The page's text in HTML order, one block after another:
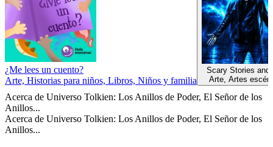
¿Me lees un cuento?
Arte, Historias para niños, Libros, Niños y familia
Scary Stories and
Arte, Artes
Acerca de Universo Tolkien: Los Anillos de Poder, El Señor de los
Anillos...
Acerca de Universo Tolkien: Los Anillos de Poder, El Señor de los
Anillos...